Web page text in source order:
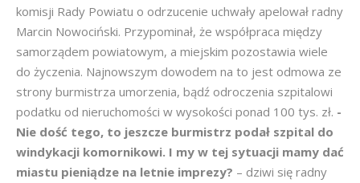
komisji Rady Powiatu o odrzucenie uchwały apelował radny
Marcin Nowociński. Przypominał, że współpraca między
samorządem powiatowym, a miejskim pozostawia wiele
do życzenia. Najnowszym dowodem na to jest odmowa ze
strony burmistrza umorzenia, bądź odroczenia szpitalowi
podatku od nieruchomości w wysokości ponad 100 tys. zł. -
Nie dość tego, to jeszcze burmistrz podał szpital do
windykacji komornikowi. I my w tej sytuacji mamy dać
miastu pieniądze na letnie imprezy? – dziwi się radny